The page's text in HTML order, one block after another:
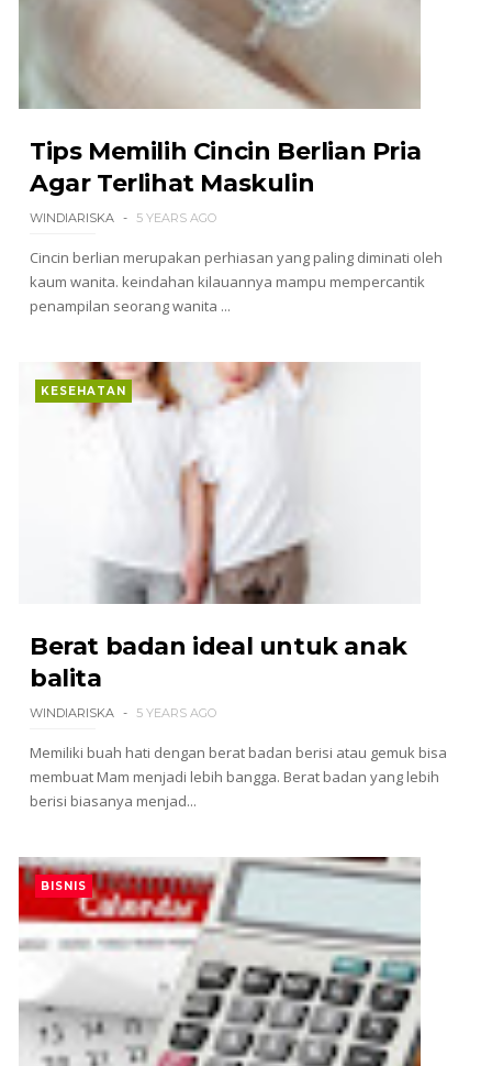
Tips Memilih Cincin Berlian Pria
Agar Terlihat Maskulin
WINDIARISKA 5 YEARS AGO
Cincin berlian merupakan perhiasan yang paling diminati oleh
kaum wanita. keindahan kilauannya mampu mempercantik
penampilan seorang wanita ...
KESEHATAN
Berat badan ideal untuk anak
balita
WINDIARISKA 5 YEARS AGO
Memiliki buah hati dengan berat badan berisi atau gemuk bisa
membuat Mam menjadi lebih bangga. Berat badan yang lebih
berisi biasanya menjad...
BISNIS